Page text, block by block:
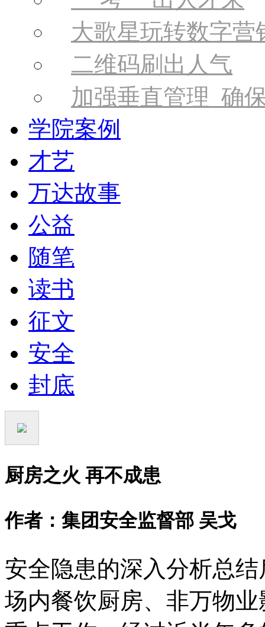
大歌星玩转数字营
二维码刷出人气
加强垂直管理 确
学院案例
才艺
万达故事
公益
随笔
读书
征文
安全
封底
厨房之火 再不成患
作者：集团安全监督部 吴戈
安全隐患的深入分析总
场内餐饮厨房、非万物